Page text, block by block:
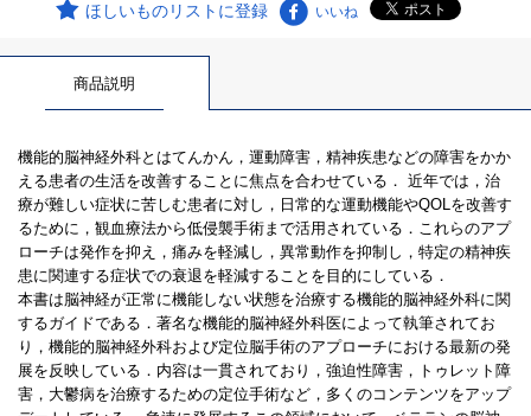
ほしいものリストに登録 いいね
商品説明
機能的脳神経外科とはてんかん，運動障害，精神疾患などの障害をかか
える患者の生活を改善することに焦点を合わせている． 近年では，治
療が難しい症状に苦しむ患者に対し，日常的な運動機能やQOLを改善す
るために，観血療法から低侵襲手術まで活用されている．これらのアプ
ローチは発作を抑え，痛みを軽減し，異常動作を抑制し，特定の精神疾
患に関連する症状での衰退を軽減することを目的にしている．
本書は脳神経が正常に機能しない状態を治療する機能的脳神経外科に関
するガイドである．著名な機能的脳神経外科医によって執筆されてお
り，機能的脳神経外科および定位脳手術のアプローチにおける最新の発
展を反映している．内容は一貫されており，強迫性障害，トゥレット障
害，大鬱病を治療するための定位手術など，多くのコンテンツをアップ